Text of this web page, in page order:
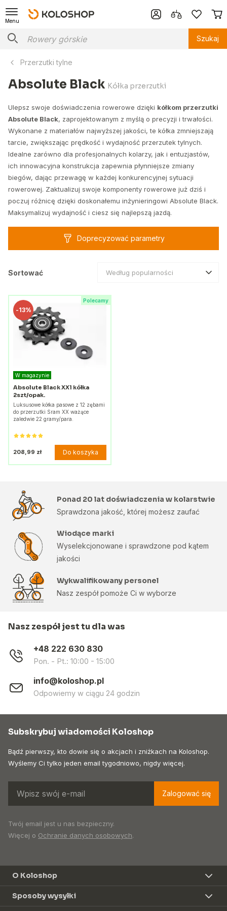
Menu
Szukaj
Przerzutki tylne
Absolute Black Kółka przerzutki
Ulepsz swoje doświadczenia rowerowe dzięki kółkom przerzutki
Absolute Black, zaprojektowanym z myślą o precyzji i trwałości.
Wykonane z materiałów najwyższej jakości, te kółka zmniejszają
tarcie, zwiększając prędkość i wydajność przerzutek tylnych.
Idealne zarówno dla profesjonalnych kolarzy, jak i entuzjastów,
ich innowacyjna konstrukcja zapewnia płynniejsze zmiany
biegów, dając przewagę w każdej konkurencyjnej sytuacji
rowerowej. Zaktualizuj swoje komponenty rowerowe już dziś i
poczuj różnicę dzięki doskonałemu inżynieringowi Absolute Black.
Maksymalizuj wydajność i ciesz się najlepszą jazdą.
Doprecyzować parametry
Sortować Według popularności
Polecamy
-13%
W magazynie
Absolute Black XX1 kółka
2szt/opak.
Luksusowe kółka pasowe z 12 zębami
do przerzutki Sram XX ważące
zaledwie 22 gramy/para.
208,99 zł Do koszyka
Ponad 20 lat doświadczenia w kolarstwie
Sprawdzona jakość, której możesz zaufać
Wiodące marki
Wyselekcjonowane i sprawdzone pod kątem
jakości
Wykwalifikowany personel
Nasz zespół pomoże Ci w wyborze
Nasz zespół jest tu dla was
+48 222 630 830
Pon. - Pt.: 10:00 - 15:00
info@koloshop.pl
Odpowiemy w ciągu 24 godzin
Subskrybuj wiadomości Koloshop
Bądź pierwszy, kto dowie się o akcjach i zniżkach na Koloshop.
Wyślemy Ci tylko jeden email tygodniowo, nigdy więcej.
Zalogować się
Twój email jest u nas bezpieczny.
Więcej o Ochranie danych osobowych.
O Koloshop
Sposoby wysyłki